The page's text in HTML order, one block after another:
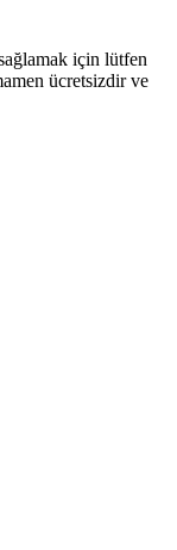
için lütfen
ücretsizdir ve